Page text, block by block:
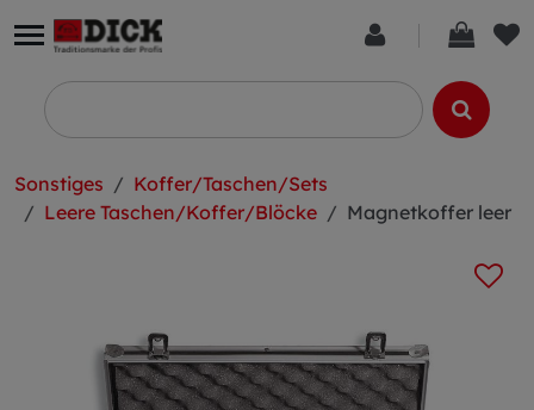
Sonstiges
Koffer/Taschen/Sets
Leere Taschen/Koffer/Blöcke
Magnetkoffer leer